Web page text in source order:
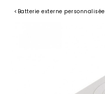
< Batterie externe personnalisée